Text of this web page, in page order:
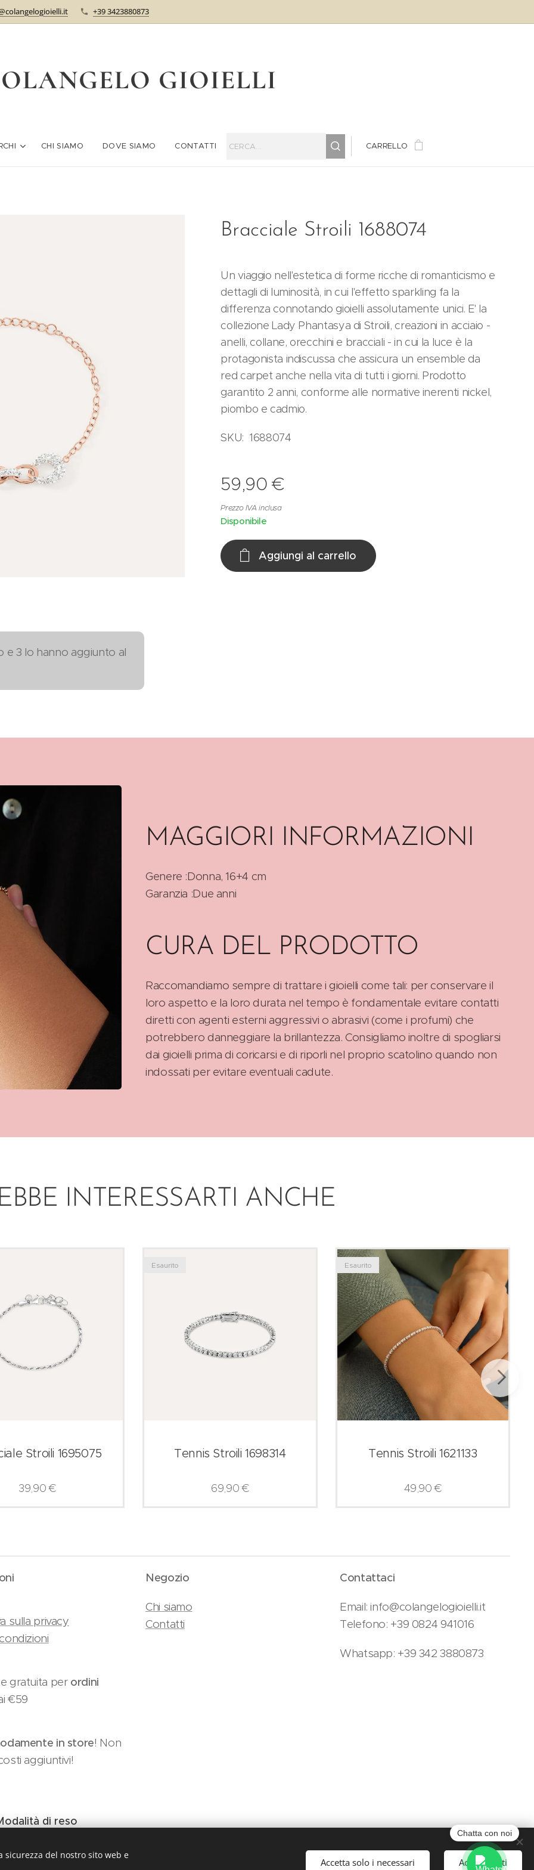
+39 3423880873
GIOIELLI
CHI SIAMO DOVE SIAMO CONTATTI CARRELLO
Bracciale Stroili 1688074
Un viaggio nell'estetica di forme ricche di romanticismo e
dettagli di luminosità, in cui l'effetto sparkling fa la
differenza connotando gioielli assolutamente unici. E' la
collezione Lady Phantasya di Stroili, creazioni in acciaio -
anelli, collane, orecchini e bracciali - in cui la luce è la
protagonista indiscussa che assicura un ensemble da
red carpet anche nella vita di tutti i giorni. Prodotto
garantito 2 anni, conforme alle normative inerenti nickel,
piombo e cadmio.
SKU: 1688074
59,90 €
Prezzo IVA inclusa
Disponibile
Aggiungi al carrello
e 3 lo hanno aggiunto al
MAGGIORI INFORMAZIONI
Genere :Donna, 16+4 cm
Garanzia :Due anni
CURA DEL PRODOTTO
Raccomandiamo sempre di trattare i gioielli come tali: per conservare il
loro aspetto e la loro durata nel tempo è fondamentale evitare contatti
diretti con agenti esterni aggressivi o abrasivi (come i profumi) che
potrebbero danneggiare la brillantezza. Consigliamo inoltre di spogliarsi
dai gioielli prima di coricarsi e di riporli nel proprio scatolino quando non
indossati per evitare eventuali cadute.
INTERESSARTI ANCHE
Stroili 1695075
39,90€
Tennis Stroili 1698314
Esaurito
69,90€
Tennis Stroili 1621133
Esaurito
49,90€
sulla privacy
gratuita perordini
€59
in store! Non
aggiuntivi!
di reso
Negozio
Chi siamo
Contatti
Contattaci
Email: info@colangelogioielli.it
Telefono: +39 0824 941016
Whatsapp: +39 342 3880873
del nostro sito web e
Accetta solo i necessari Accetta tutti
Chatta con noi